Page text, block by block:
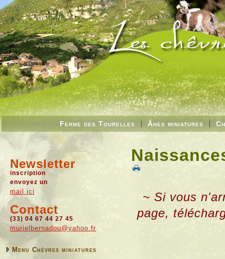
Ferme des Tourelles Ânes miniatures
Newsletter
inscription
envoyez un
mail ici
Contact
(33) 04 67 44 27 45
murielbernadou@yahoo.fr
Menu Chèvres miniatures
~ Si vous
page,